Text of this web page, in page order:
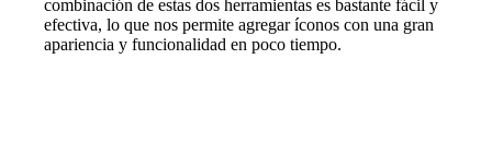
combinación de estas dos herramientas es bastante fácil y
efectiva, lo que nos permite agregar íconos con una gran
apariencia y funcionalidad en poco tiempo.